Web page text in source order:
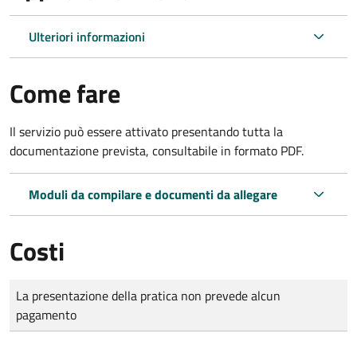
Ulteriori informazioni
Come fare
Il servizio può essere attivato presentando tutta la
documentazione prevista, consultabile in formato PDF.
Moduli da compilare e documenti da allegare
Costi
Tipo di pagamento
Importo
La presentazione della pratica non prevede alcun
pagamento